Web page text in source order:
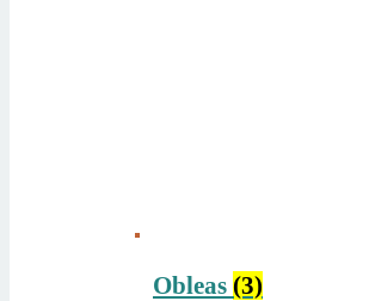
Obleas (3)